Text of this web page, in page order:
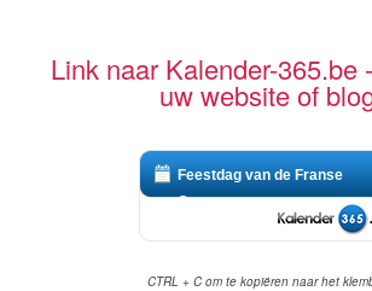
Link naar Kalender-365.be
uw website of
Feestdag van de Franse
Gemee...
CTRL + C om te kopiëren naar het